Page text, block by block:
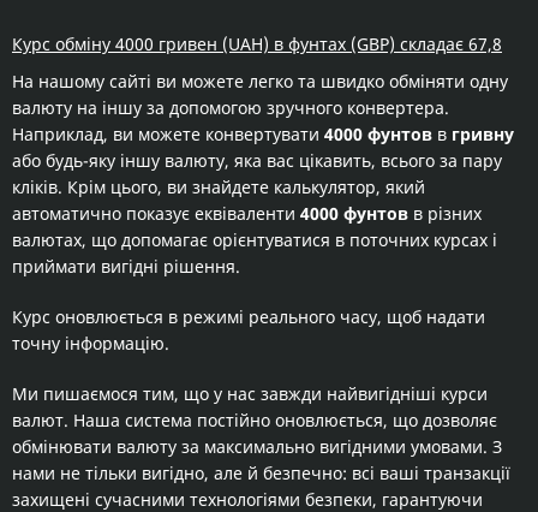
Курс обміну 4000 гривен (UAH) в фунтах (GBP) складає 67,8
На нашому сайті ви можете легко та швидко обміняти одну
валюту на іншу за допомогою зручного конвертера.
Наприклад, ви можете конвертувати 4000 фунтов в гривну
або будь-яку іншу валюту, яка вас цікавить, всього за пару
кліків. Крім цього, ви знайдете калькулятор, який
автоматично показує еквіваленти 4000 фунтов в різних
валютах, що допомагає орієнтуватися в поточних курсах і
приймати вигідні рішення.
Курс оновлюється в режимі реального часу, щоб надати
точну інформацію.
Ми пишаємося тим, що у нас завжди найвигідніші курси
валют. Наша система постійно оновлюється, що дозволяє
обмінювати валюту за максимально вигідними умовами. З
нами не тільки вигідно, але й безпечно: всі ваші транзакції
захищені сучасними технологіями безпеки, гарантуючи